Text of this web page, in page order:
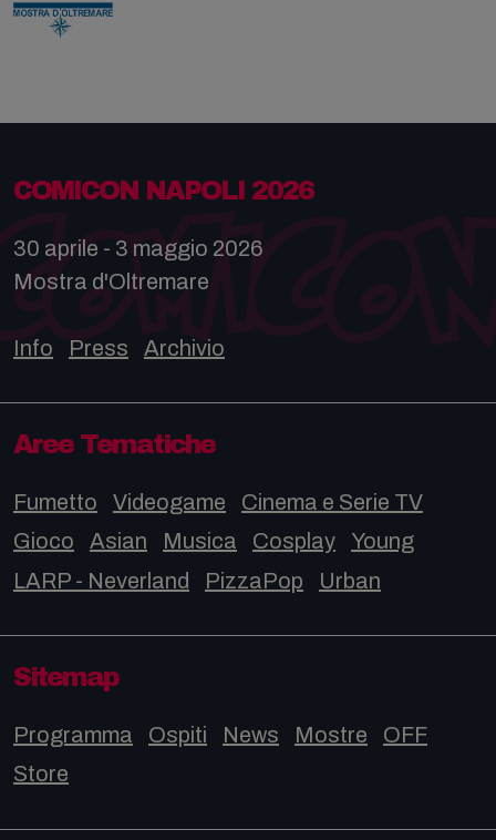
COMICON NAPOLI 2026
30 aprile - 3 maggio 2026
Mostra d'Oltremare
Info Press Archivio
Aree Tematiche
Fumetto Videogame
Cinema e Serie TV
Gioco
Asian Musica Cosplay
Young
LARP - Neverland
PizzaPop Urban
Sitemap
Programma Ospiti News Mostre
OFF
Store